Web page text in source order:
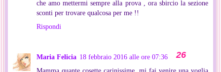
che amo mettermi sempre alla prova , ora sbircio la sezione
sconti per trovare qualcosa per me !!
Rispondi
Maria Felicia 18 febbraio 2016 alle ore 07:36
Mamma quante cosette carinissime, mi fai venire una voglia